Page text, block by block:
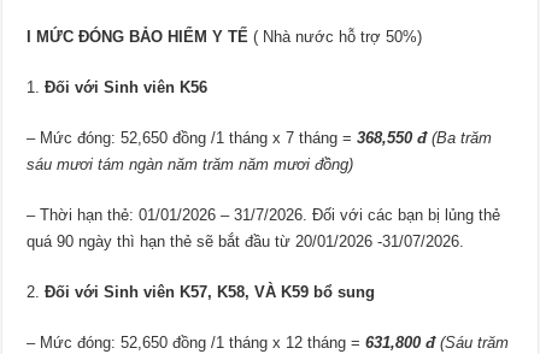
IMỨC ĐÓNGBẢO HIỂM Y TẾ( Nhà nước hỗ trợ 50%)
Đối vớiSinh viênK56
– Mức đóng: 52,650 đồng /1 tháng x 7 tháng =368,550 đ(Ba trăm
sáu mươi tám ngàn năm trăm năm mươi đồng)
– Thời hạn thẻ: 01/01/2026 – 31/7/2026. Đối với các bạn bị lủng thẻ
quá 90 ngày thì hạn thẻ sẽ bắt đầu từ 20/01/2026 -31/07/2026.
Đối vớiSinh viênK57, K58, VÀ K59 bổ sung
– Mức đóng: 52,650 đồng /1 tháng x 12 tháng =631,800 đ(Sáu trăm